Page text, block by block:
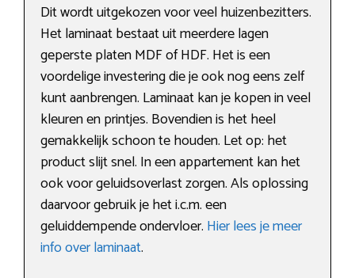
Dit wordt uitgekozen voor veel huizenbezitters.
Het laminaat bestaat uit meerdere lagen
geperste platen MDF of HDF. Het is een
voordelige investering die je ook nog eens zelf
kunt aanbrengen. Laminaat kan je kopen in veel
kleuren en printjes. Bovendien is het heel
gemakkelijk schoon te houden. Let op: het
product slijt snel. In een appartement kan het
ook voor geluidsoverlast zorgen. Als oplossing
daarvoor gebruik je het i.c.m. een
geluiddempende ondervloer. Hier lees je meer
info over laminaat.